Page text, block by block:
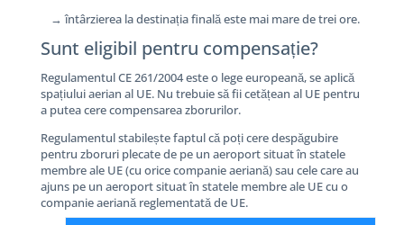
→ întârzierea la destinația finală este mai mare de trei ore.
Sunt eligibil pentru compensație?
Regulamentul CE 261/2004 este o lege europeană, se aplică
spațiului aerian al UE. Nu trebuie să fii cetățean al UE pentru
a putea cere compensarea zborurilor.
Regulamentul stabilește faptul că poți cere despăgubire
pentru zboruri plecate de pe un aeroport situat în statele
membre ale UE (cu orice companie aeriană) sau cele care au
ajuns pe un aeroport situat în statele membre ale UE cu o
companie aeriană reglementată de UE.